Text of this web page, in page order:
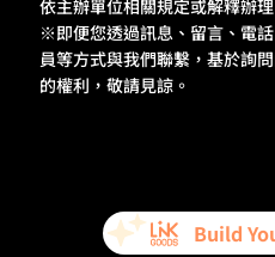
依主辦單位相關規定或解釋辦
※即便您透過訊息、留言、電
員等方式與我們聯繫，基於詢
的權利，敬請見諒。
Build